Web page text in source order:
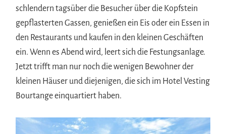
schlendern tagsüber die Besucher über die Kopfstein
gepflasterten Gassen, genießen ein Eis oder ein Essen in
den Restaurants und kaufen in den kleinen Geschäften
ein. Wenn es Abend wird, leert sich die Festungsanlage.
Jetzt trifft man nur noch die wenigen Bewohner der
kleinen Häuser und diejenigen, die sich im Hotel Vesting
Bourtange einquartiert haben.